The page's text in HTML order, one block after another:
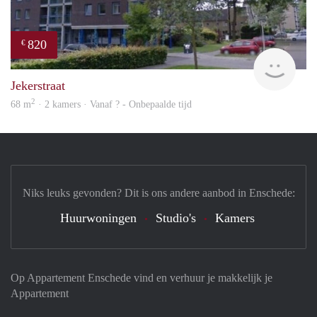
€ 820
Jekerstraat
68 m2 · 2 kamers · Vanaf ? - Onbepaalde tijd
Op Appartement Enschede vind en verhuur je makkelijk je
Appartement
Niks leuks gevonden? Dit is ons andere aanbod in Enschede:
Huurwoningen Studio's Kamers